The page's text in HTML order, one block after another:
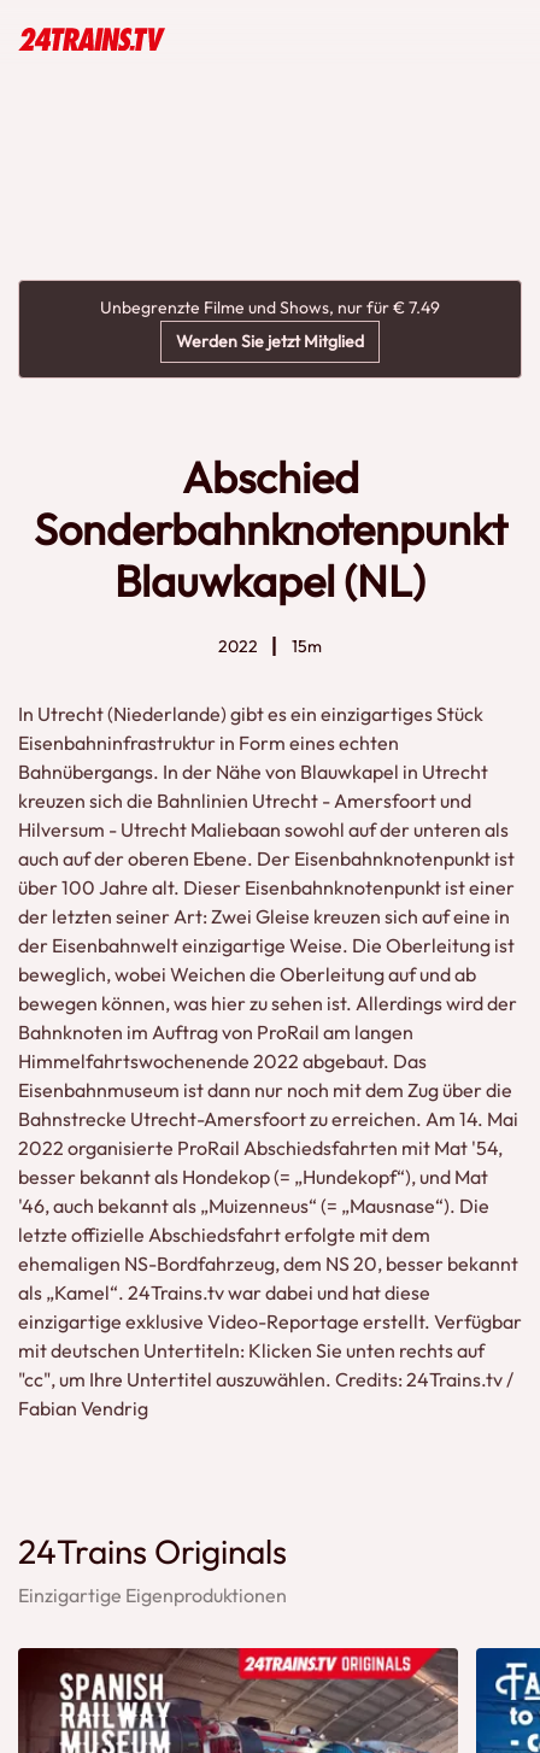
Unbegrenzte Filme und Shows, nur für € 7.49
Werden Sie jetzt Mitglied
Abschied
Sonderbahnknotenpunkt
Blauwkapel (NL)
2022 15m
In Utrecht (Niederlande) gibt es ein einzigartiges Stück
Eisenbahninfrastruktur in Form eines echten
Bahnübergangs. In der Nähe von Blauwkapel in Utrecht
kreuzen sich die Bahnlinien Utrecht - Amersfoort und
Hilversum - Utrecht Maliebaan sowohl auf der unteren als
auch auf der oberen Ebene. Der Eisenbahnknotenpunkt ist
über 100 Jahre alt. Dieser Eisenbahnknotenpunkt ist einer
der letzten seiner Art: Zwei Gleise kreuzen sich auf eine in
der Eisenbahnwelt einzigartige Weise. Die Oberleitung ist
beweglich, wobei Weichen die Oberleitung auf und ab
bewegen können, was hier zu sehen ist. Allerdings wird der
Bahnknoten im Auftrag von ProRail am langen
Himmelfahrtswochenende 2022 abgebaut. Das
Eisenbahnmuseum ist dann nur noch mit dem Zug über die
Bahnstrecke Utrecht-Amersfoort zu erreichen. Am 14. Mai
2022 organisierte ProRail Abschiedsfahrten mit Mat '54,
besser bekannt als Hondekop (= „Hundekopf“), und Mat
'46, auch bekannt als „Muizenneus“ (= „Mausnase“). Die
letzte offizielle Abschiedsfahrt erfolgte mit dem
ehemaligen NS-Bordfahrzeug, dem NS 20, besser bekannt
als „Kamel“. 24Trains.tv war dabei und hat diese
einzigartige exklusive Video-Reportage erstellt. Verfügbar
mit deutschen Untertiteln: Klicken Sie unten rechts auf
"cc", um Ihre Untertitel auszuwählen. Credits: 24Trains.tv /
Fabian Vendrig
24Trains Originals
Einzigartige Eigenproduktionen